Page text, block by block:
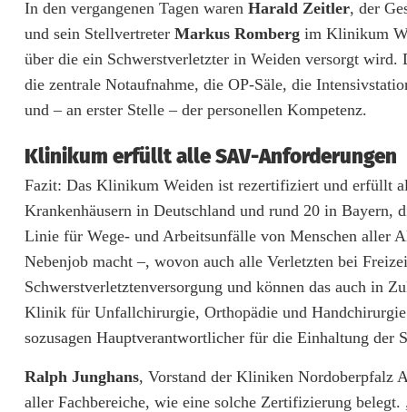
f
i
z
i
e
r
t
e
s
i
In den vergangenen Tagen waren Harald Zeitler, der
und sein Stellvertreter Markus Romberg im Klinikum
über die ein Schwerstverletzter in Weiden versorgt
die zentrale Notaufnahme, die OP-Säle, die
und – an erster Stelle – der personellen Kompetenz.
Klinikum erfüllt alle SAV-Anforderungen
Fazit: Das Klinikum Weiden ist rezertifiziert und erfüllt
Krankenhäusern in Deutschland und rund 20 in Bayern,
Linie für Wege- und Arbeitsunfälle von Menschen aller
Nebenjob macht –, wovon auch alle Verletzten bei
Schwerstverletztenversorgung und können das auch in
Klinik für Unfallchirurgie, Orthopädie und
sozusagen Hauptverantwortlicher für die Einhaltung der
Ralph Junghans, Vorstand der Kliniken Nordoberpfalz
aller Fachbereiche, wie eine solche Zertifizierung